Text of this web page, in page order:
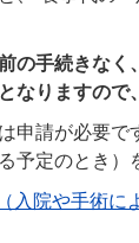
の手続きな
なりますので
申請が必要
予定のとき）
入院や手術に